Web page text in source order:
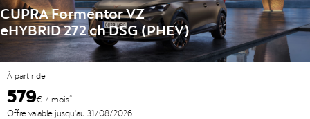
CUPRA Formentor VZ
eHYBRID 272 ch DSG (PHEV)
À partir de
579€ / mois*
Offre valable jusqu'au 31/08/2026